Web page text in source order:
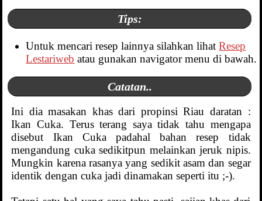
Tips:
Untuk mencari resep lainnya silahkan lihatResep
Lestariweb atau gunakan navigator menu di bawah.
Catatan..
Ini dia masakan khas dari propinsi Riau daratan :
Ikan Cuka. Terus terang saya tidak tahu mengapa
disebut Ikan Cuka padahal bahan resep tidak
mengandung cuka sedikitpun melainkan jeruk nipis.
Mungkin karena rasanya yang sedikit asam dan segar
identik dengan cuka jadi dinamakan seperti itu ;-).